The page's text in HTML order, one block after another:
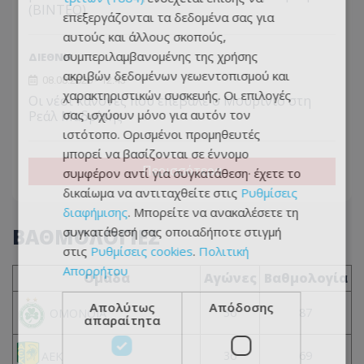
(ΒΙΝΤΕΟ)
ΔΙΕΘΝΗ
08.08.2026 - 12:43
Οι νέοι κανόνες που επέβαλε ο Μουρίνιο στη
Ρεάλ Μαδρίτης
Περισσότερα
ΒΑΘΜΟΛΟΓΙΕΣ
Ομάδα Βαθμολογία
ΟΜΟΝΟΙΑ 36
36
επεξεργάζονται τα δεδομένα σας για
αυτούς και άλλους σκοπούς,
συμπεριλαμβανομένης της χρήσης
ακριβών δεδομένων γεωεντοπισμού και
χαρακτηριστικών συσκευής. Οι επιλογές
σας ισχύουν μόνο για αυτόν τον
ιστότοπο. Ορισμένοι προμηθευτές
μπορεί να βασίζονται σε έννομο
συμφέρον αντί για συγκατάθεση· έχετε το
δικαίωμα να αντιταχθείτε στις Ρυθμίσεις
διαφήμισης. Μπορείτε να ανακαλέσετε τη
συγκατάθεσή σας οποιαδήποτε στιγμή
στις Ρυθμίσεις cookies. Πολιτική
Απορρήτου
Απολύτως
απαραίτητα
Απόδοσης